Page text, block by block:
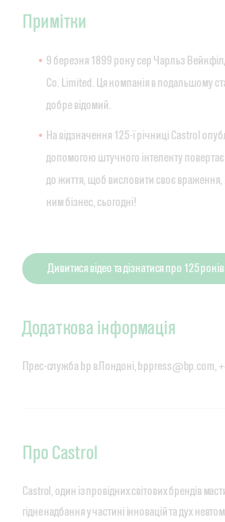
Примітки
9 березня 1899 року сер Чарльз
Co. Limited. Ця компанія в подальшому
добре відомий.
На відзначення 125-ї річниці Castrol
допомогою штучного інтелекту
до життя, щоб висловити своє
ним бізнес, сьогодні!
Дивитися відео та дізнатися про 125
Додаткова інформація
Прес-служба bp в Лондоні, bppress@bp.com,
Про Castrol
Castrol, один із провідних світових брендів
гідне надбання у частині інновацій та дух